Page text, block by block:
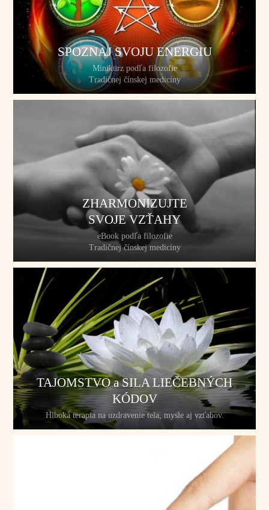
SPOZNAJ SVOJU ENERGIU
Minikurz podľa filozofie
Tradičnej čínskej medicíny
ZHARMONIZUJTE
SVOJE VZŤAHY
eBook podľa filozofie
Tradičnej čínskej medicíny
TAJOMSTVO a SILA LIEČEBNÝCH
KÓDOV
Hlboká terapia na uzdravenie tela, mysle aj vzťahov.